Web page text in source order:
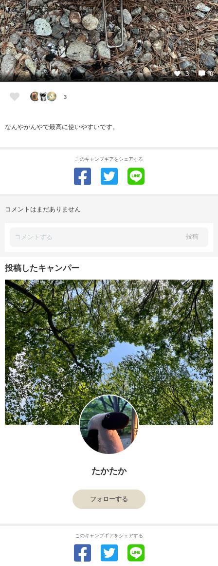
3 0
3
なんやかんやで最高に使いやすいです。
このキャンプギアをシェアする
コメントはまだありません
投稿
投稿したキャンパー
たかたか
フォローする
このキャンプギアをシェアする